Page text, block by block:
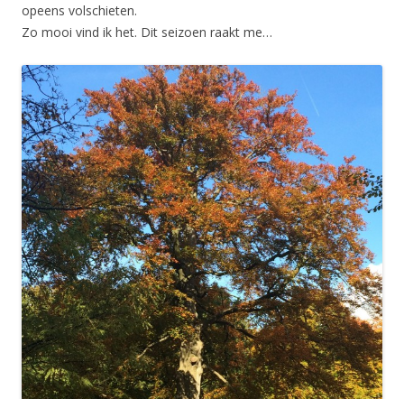
opeens volschieten.
Zo mooi vind ik het. Dit seizoen raakt me…